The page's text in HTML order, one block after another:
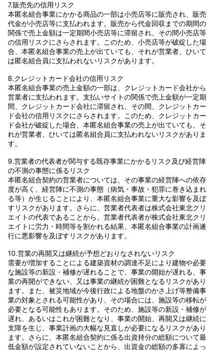
7.販売先の信用リスク
本匿名組合事業にかかる商品の一部は小売店等に販売され、販売
代金が小売店等に支払われます。販売から代金回収までの期間の
関係で売上金額は一定期間小売店等に滞留され、その間小売店等
の信用リスクにさらされます。このため、小売店等が破綻した場
合、本匿名組合事業の売上が出ていても、それが営業者、ひいて
は匿名組合員に支払われないリスクがあります。
8.クレジットカード会社の信用リスク
本匿名組合事業の売上金額の一部は、クレジットカード会社から
営業者に支払われます。支払いサイトの関係で売上金額が一定期
間、クレジットカード会社に滞留され、その間、クレジットカー
ド会社の信用リスクにさらされます。このため、クレジットカー
ド会社が破綻した場合、本匿名組合事業の売上が出ていても、そ
れが営業者、ひいては匿名組合員に支払われないリスクがありま
す。
9.営業者の代表者が関与する既存事業にかかるリスク及び経営陣
の不測の事態に係るリスク
本匿名組合契約の営業者については、その事業の経営陣への依存
度が高く、経営陣に不測の事態（病気・事故・犯罪に巻き込まれ
る等）が生じることにより、本匿名組合事業に重大な影響を及ぼ
すリスクがあります。さらに、営業者代表者は株式会社東北クリ
エイトの代表であることから、営業者代表者が株式会社東北クリ
エイトに労力・時間等を割かれる結果、本匿名組合事業の計画遂
行に悪影響を及ぼすリスクがあります。
10.営業の再開又は継続が予想どおりなされないリスク
需要が増加することによる建築資材の調達不足により建物や必要
な施設等の新設・補修が遅れることで、事業の開始が遅れる、事
業の再開ができない、又は事業の継続が困難となるリスクがあり
ます。また、被災地域が今後行政による地盤のかさ上げ等整備事
業の対象とされる可能性があり、その場合には、施設等の移転が
必要となる可能性もあります。そのため、施設等の新設・補修が
遅れ、あるいはこれが困難となり、事業の開始、再開又は継続に
支障を生じ、事業計画の大幅な見直しが必要になるリスクがあり
ます。さらに、本匿名組合契約に係る出資持分の総額について最
低金額が設定されていないことから、出資金の総額の多寡によっ